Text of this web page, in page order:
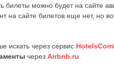
билеты можно будет на сайте
на сайте билетов еще нет, но
искать через сервис
через Airbnb.ru